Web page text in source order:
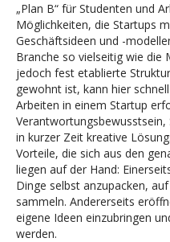
„Plan B“ für Studenten und
Möglichkeiten, die Startups
Geschäftsideen und -
Branche so vielseitig wie die
jedoch fest etablierte
gewohnt ist, kann hier
Arbeiten in einem Startup
Verantwortungsbewusstsein,
in kurzer Zeit kreative
Vorteile, die sich aus den
liegen auf der Hand:
Dinge selbst anzupacken,
sammeln. Andererseits
eigene Ideen einzubringen
werden.